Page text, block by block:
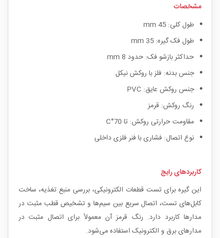
مشخصات
طول کلی: 45 mm
طول فک گیره: 35 mm
حداکثر بازشو فک: حدود 8 mm
جنس بدنه: فلز با روکش نیکل
جنس روکش عایق: PVC
رنگ روکش: قرمز
مقاومت حرارتی روکش: تا 70°C
نوع اتصال: فشاری با فنر فلزی داخلی
کاربردهای رایج
این گیره برای تست قطعات الکترونیکی، بررسی منبع تغذیه، ساخت
کابل‌های تست، اتصال سریع بین سیم‌ها و تشخیص قطب مثبت در
مدارها کاربرد دارد. رنگ قرمز آن معمولاً برای اتصال مثبت در
مدارهای برق و الکترونیک استفاده می‌شود.